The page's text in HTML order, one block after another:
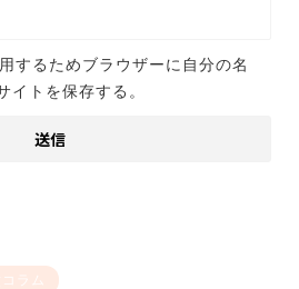
するためブラウザーに自分の名
イトを保存する。
ラム